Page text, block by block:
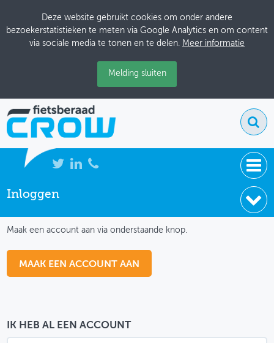
Deze website gebruikt cookies om onder andere
bezoekerstatistieken te meten via Google Analytics en om content
via sociale media te tonen en te delen. Meer informatie
Melding sluiten
NIEUWS
THEMASITES
Inloggen
Maak een account aan via onderstaande knop.
MAAK EEN ACCOUNT AAN
IK HEB AL EEN ACCOUNT